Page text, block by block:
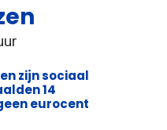
zijn sociaal
14
eurocent